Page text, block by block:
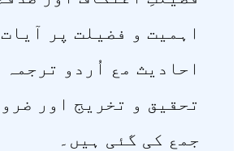
اہمیت و فضیلت پر آیات
احادیث مع اُردو ترجمہ
تحقیق و تخریج اور
جمع کی گئی ہیں۔